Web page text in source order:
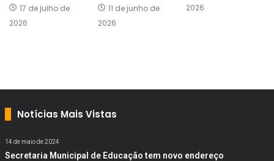
17 de julho de
2026
11 de junho de
2026
2026
Notícias Mais Vistas
14 de maio de 2024
Secretaria Municipal de Educação tem novo endereço